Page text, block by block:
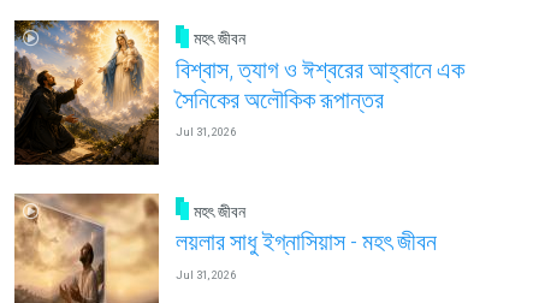
মহৎ জীবন
বিশ্বাস, ত্যাগ ও ঈশ্বরের আহ্বানে এক
সৈনিকের অলৌকিক রূপান্তর
Jul 31, 2026
মহৎ জীবন
লয়লার সাধু ইগ্নাসিয়াস - মহৎ জীবন
Jul 31, 2026